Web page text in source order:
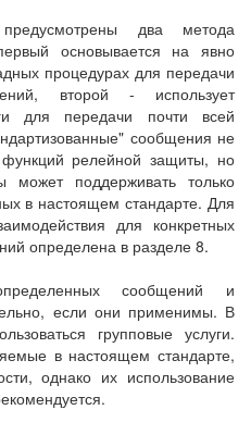
два метода
основывается на явно
процедурах для передачи
второй - использует
для передачи почти всей
сообщения не
релейной защиты, но
может поддерживать только
в настоящем стандарте. Для
для конкретных
определена в разделе 8.
сообщений и
если они применимы. В
групповые услуги.
в настоящем стандарте,
однако их использование